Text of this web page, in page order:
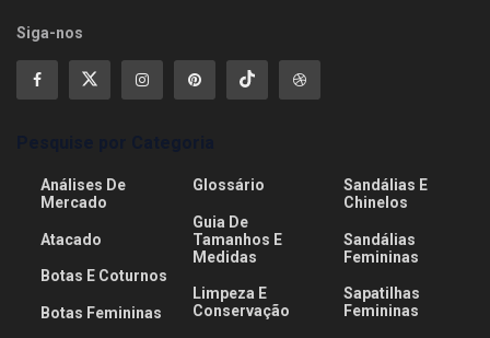
Siga-nos
Análises De
Mercado
Atacado
Botas E Coturnos
Botas Femininas
Glossário
Guia De
Tamanhos E
Medidas
Limpeza E
Conservação
Sandálias E
Chinelos
Sandálias
Femininas
Sapatilhas
Femininas